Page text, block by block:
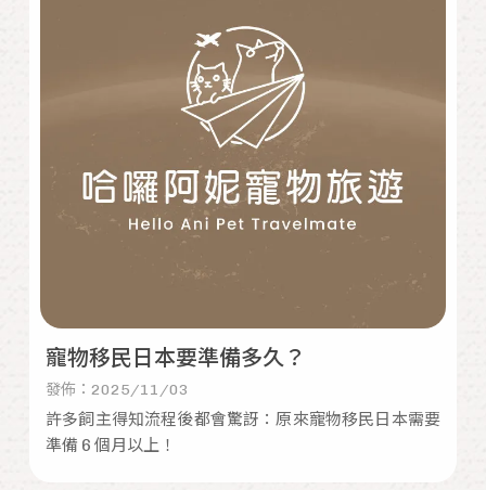
寵物移民日本要準備多久？
發佈：2025/11/03
許多飼主得知流程後都會驚訝：原來寵物移民日本需要
準備 6 個月以上！